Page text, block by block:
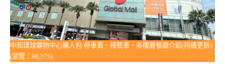
中和環球購物中心懶人包:停車費、接駁車、各樓層餐廳介紹(持續更新)
(瀏覽：98,375)